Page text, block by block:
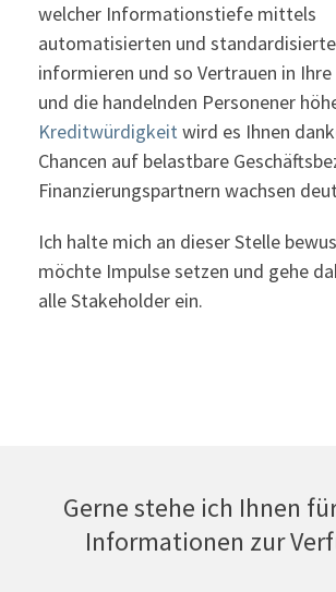
welcher Informationstiefe mittels
automatisierten und
informieren und so Vertrauen in
und die handelnden Personener
Kreditwürdigkeit wird es Ihnen
Chancen auf belastbare
Finanzierungspartnern wachsen
Ich halte mich an dieser Stelle
möchte Impulse setzen und gehe
alle Stakeholder ein.
Gerne stehe ich Ihnen
Informationen zur